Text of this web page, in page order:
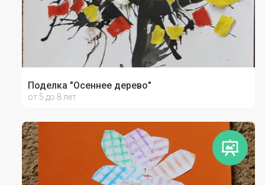
Поделка "Осеннее дерево"
от 5 до 8 лет